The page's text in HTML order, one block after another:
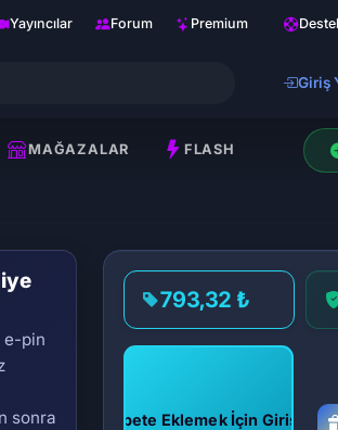
Yayıncılar Forum Premium
Giriş
MAĞAZALAR FLASH
e-pin
sonra
793,32 ₺
Sepete Eklemek İçin Giriş Yap